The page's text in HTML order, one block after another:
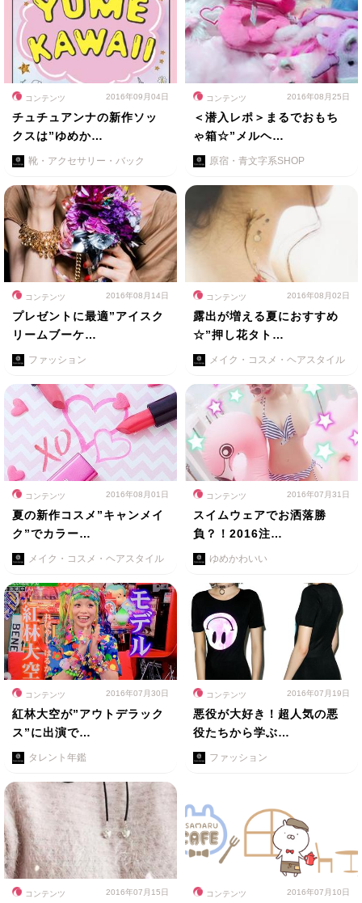
コンテンツ 2016年09月04日
チュチュアンナの新作ソッ
クスは”ゆめか…
靴・アクセサリー・バック
コンテンツ 2016年08月25日
＜潜入レポ＞まるでおもち
ゃ箱☆”メルヘ…
原宿・青文字系SHOP
コンテンツ 2016年08月14日
プレゼントに最適”アイスク
リームブーケ…
ファッション
コンテンツ 2016年08月02日
露出が増える夏におすすめ
☆”押し花タト…
メイク・コスメ・ヘアスタイル
コンテンツ 2016年08月01日
夏の新作コスメ”キャンメイ
ク”でカラー…
メイク・コスメ・ヘアスタイル
コンテンツ 2016年07月31日
スイムウェアでお洒落勝
負？！2016注…
ゆめかわいい
コンテンツ 2016年07月30日
紅林大空が”アウトデラック
ス”に出演で…
タレント年鑑
コンテンツ 2016年07月19日
悪役が大好き！超人気の悪
役たちから学ぶ…
ファッション
コンテンツ 2016年07月15日 コンテンツ 2016年07月10日